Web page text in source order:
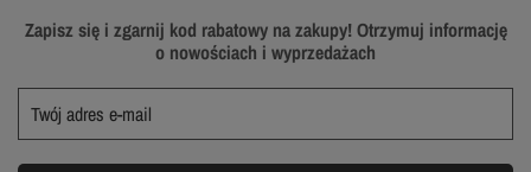
Zapisz się i zgarnij kod rabatowy na zakupy! Otrzymuj informację
o nowościach i wyprzedażach